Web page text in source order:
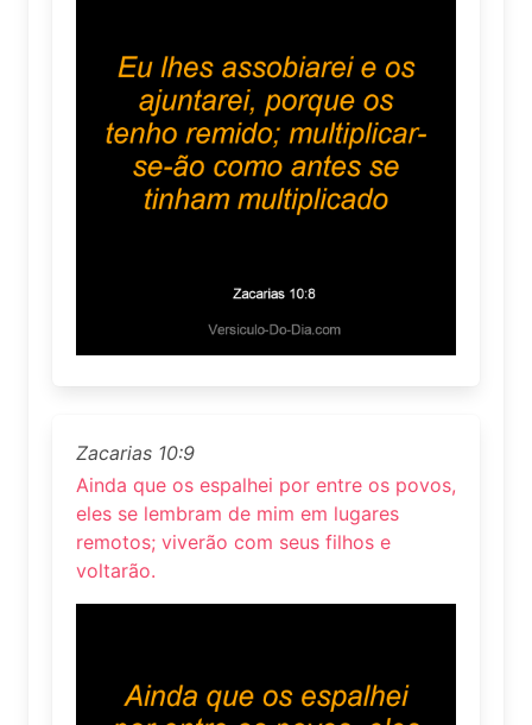
Zacarias 10:9
Ainda que os espalhei por entre os povos,
eles se lembram de mim em lugares
remotos; viverão com seus filhos e
voltarão.